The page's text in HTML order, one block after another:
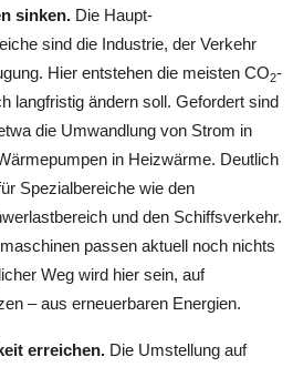
sinken. Die Haupt-
sind die Industrie, der Verkehr
Hier entstehen die meisten CO2-
langfristig ändern soll. Gefordert sind
die Umwandlung von Strom in
in Heizwärme. Deutlich
Spezialbereiche wie den
und den Schiffsverkehr.
passen aktuell noch nichts
Weg wird hier sein, auf
– aus erneuerbaren Energien.
erreichen. Die Umstellung auf